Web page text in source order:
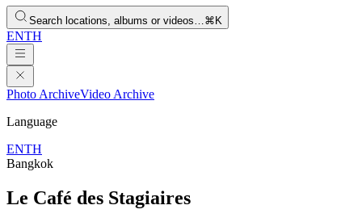
Search locations, albums or videos…⌘K
ENTH
Photo ArchiveVideo Archive
Language
ENTH
Bangkok
Le Café des Stagiaires